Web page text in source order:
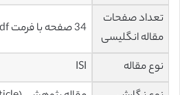
تعداد صفحات
مقاله انگلیسی
34 صفحه با فرمت pdf
نوع مقاله
ISI